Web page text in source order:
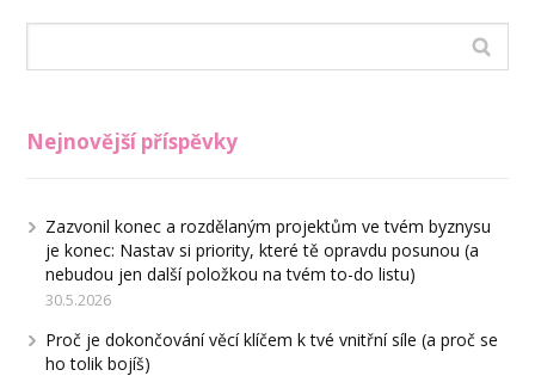
Nejnovější příspěvky
Zazvonil konec a rozdělaným projektům ve tvém byznysu
je konec: Nastav si priority, které tě opravdu posunou (a
nebudou jen další položkou na tvém to-do listu)
30.5.2026
Proč je dokončování věcí klíčem k tvé vnitřní síle (a proč se
ho tolik bojíš)